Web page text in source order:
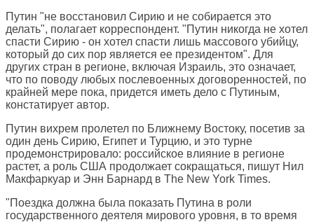
Путин "не восстановил Сирию и не собирается это
делать", полагает корреспондент. "Путин никогда не хотел
спасти Сирию - он хотел спасти лишь массового убийцу,
который до сих пор является ее президентом". Для
других стран в регионе, включая Израиль, это означает,
что по поводу любых послевоенных договоренностей, по
крайней мере пока, придется иметь дело с Путиным,
констатирует автор.
Путин вихрем пролетел по Ближнему Востоку, посетив за
один день Сирию, Египет и Турцию, и это турне
продемонстрировало: российское влияние в регионе
растет, а роль США продолжает сокращаться, пишут Нил
Макфаркуар и Энн Барнард в The New York Times.
"Поездка должна была показать Путина в роли
государственного деятеля мирового уровня, в то время